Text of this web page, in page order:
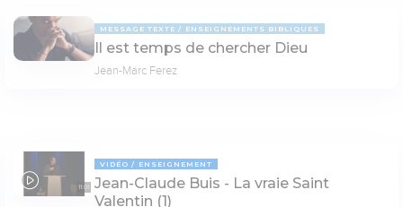
MESSAGE TEXTE ENSEIGNEMENTS BIBLIQUES
Il est temps de chercher Dieu
Jean-Marc Ferez
11:01
VIDÉO ENSEIGNEMENT
Jean-Claude Buis - La vraie Saint
Valentin (1)